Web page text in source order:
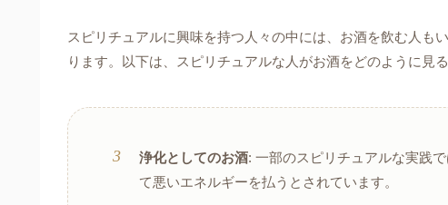
スピリチュアルに興味を持つ人々の中には、お酒を飲む人も
ります。以下は、スピリチュアルな人がお酒をどのように見
浄化としてのお酒: 一部のスピリチュアルな実践
て悪いエネルギーを払うとされています。